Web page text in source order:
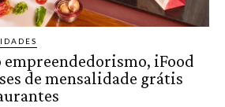
iFood
de mensalidade grátis